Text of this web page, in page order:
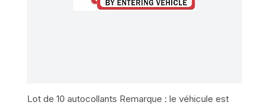
Lot de 10 autocollants Remarque : le véhicule est